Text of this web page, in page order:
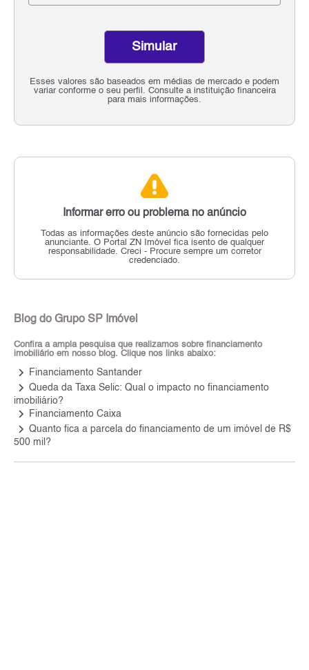
Esses valores são baseados em médias de mercado e podem
variar conforme o seu perfil. Consulte a instituição financeira
para mais informações.
Simular
Informar erro ou problema no anúncio
Todas as informações deste anúncio são fornecidas pelo
anunciante. O Portal ZN Imóvel fica isento de qualquer
responsabilidade. Creci - Procure sempre um corretor
credenciado.
Blog do Grupo SP Imóvel
Confira a ampla pesquisa que realizamos sobre financiamento
imobiliário em nosso blog. Clique nos links abaixo:
keyboard_arrow_right Financiamento Santander
keyboard_arrow_right Queda da Taxa Selic: Qual o impacto no financiamento
imobiliário?
keyboard_arrow_right Financiamento Caixa
keyboard_arrow_right Quanto fica a parcela do financiamento de um imóvel de R$
500 mil?